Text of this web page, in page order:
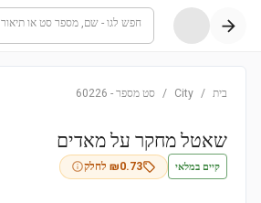
חפש לגו - שם, מספר סט או תיאור
בית /
City
/ סט מספר -
60226
שאטל מחקר על מאדים
קיים במלאי ₪0.73 לחלק